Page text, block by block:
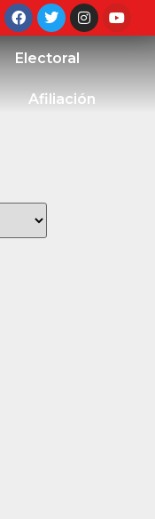
Electoral
Afiliación